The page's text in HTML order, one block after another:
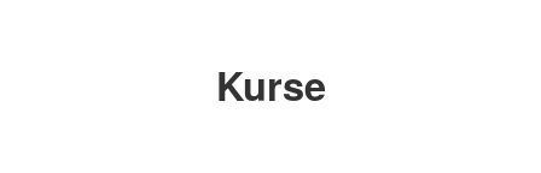
Kurse